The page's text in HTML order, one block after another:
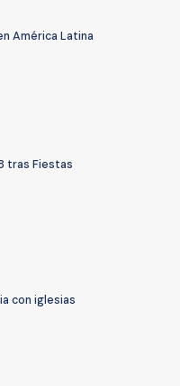
América Latina
tras Fiestas
con iglesias